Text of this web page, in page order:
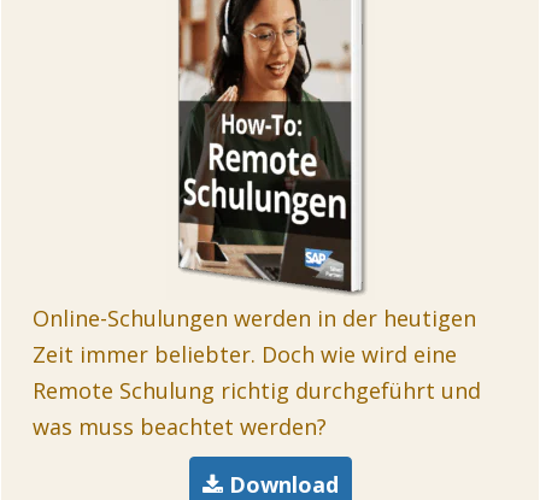
Online-Schulungen werden in der heutigen
Zeit immer beliebter. Doch wie wird eine
Remote Schulung richtig durchgeführt und
was muss beachtet werden?
Download